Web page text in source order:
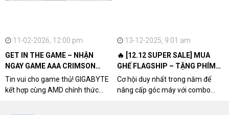
11-02-2026, 12:00 pm
GET IN THE GAME – NHẬN
NGAY GAME AAA CRIMSON
DESERT CÙNG GIGABYTE &
AMD
Tin vui cho game thủ! GIGABYTE
kết hợp cùng AMD chính thức
13-12-2025, 9:01 am
🔥 [12.12 SUPER SALE] MUA
GHẾ FLAGSHIP – TẶNG PHÍM
CƠ XỊN
Cơ hội duy nhất trong năm để
nâng cấp góc máy với combo